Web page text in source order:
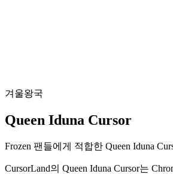
겨울왕국
Queen Iduna Cursor
Frozen 팬들에게 적합한 Queen Iduna
CursorLand의 Queen Iduna Cursor는